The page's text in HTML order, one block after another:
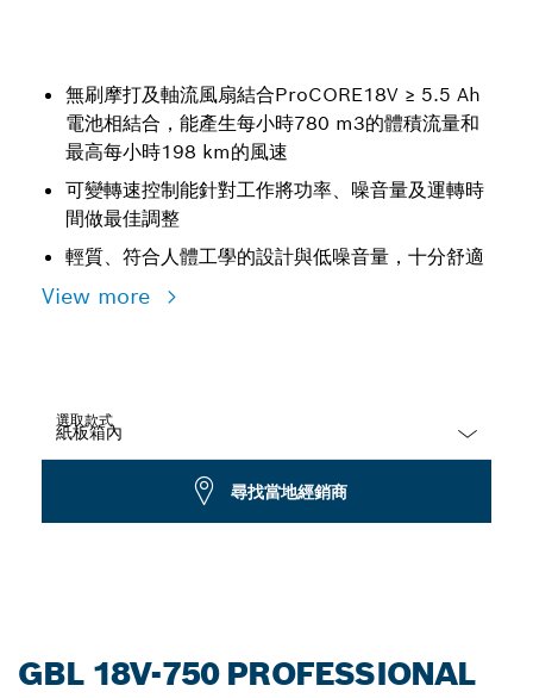
無刷摩打及軸流風扇結合ProCORE18V ≥ 5.5 Ah
電池相結合，能產生每小時780 m3的體積流量和
最高每小時198 km的風速
可變轉速控制能針對工作將功率、噪音量及運轉時
間做最佳調整
輕質、符合人體工學的設計與低噪音量，十分舒適
View more
選取款式
尋找當地經銷商
GBL 18V-750 PROFESSIONAL